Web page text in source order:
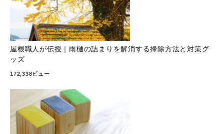
屋根職人が伝授｜雨樋の詰まりを解消する掃除方法と対策グ
ッズ
172,338ビュー